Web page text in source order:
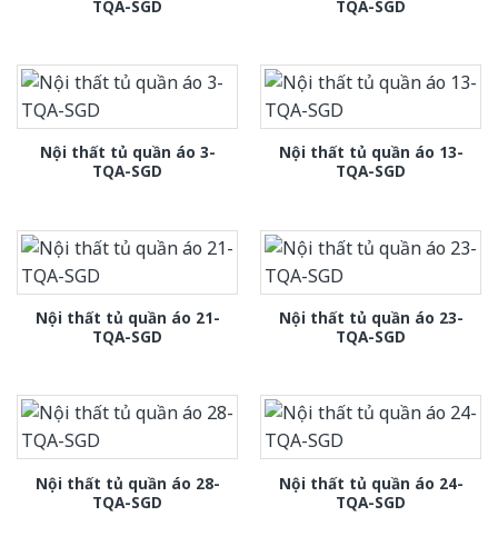
TQA-SGD
TQA-SGD
Nội thất tủ quần áo 3-
TQA-SGD
Nội thất tủ quần áo 13-
TQA-SGD
Nội thất tủ quần áo 21-
TQA-SGD
Nội thất tủ quần áo 23-
TQA-SGD
Nội thất tủ quần áo 28-
TQA-SGD
Nội thất tủ quần áo 24-
TQA-SGD